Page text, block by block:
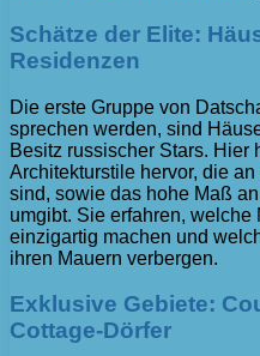
Schätze der Elite:
Residenzen
Die erste Gruppe von
sprechen werden, sind
Besitz russischer Stars. Hier
Architekturstile hervor, die
sind, sowie das hohe Maß
umgibt. Sie erfahren,
einzigartig machen und
ihren Mauern verbergen.
Exklusive Gebiete:
Cottage-Dörfer